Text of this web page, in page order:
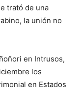
trató de una
la unión no
en Intrusos,
los
en Estados